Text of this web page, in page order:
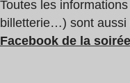
Toutes les
billetterie…) sont aussi
Facebook de la